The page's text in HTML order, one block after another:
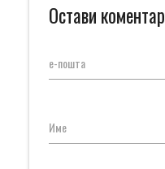
Остави коментар
е-пошта
Име